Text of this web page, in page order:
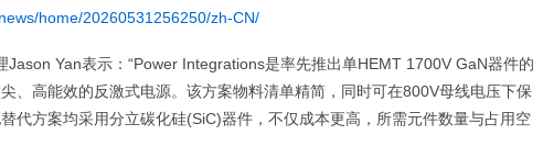
home/20260531256250/zh-CN/
Yan表示：“Power Integrations是率先推出单HEMT 1700V GaN器件的
、高能效的反激式电源。该方案物料清单精简，同时可在800V母线电压下保
代方案均采用分立碳化硅(SiC)器件，不仅成本更高，所需元件数量与占用空